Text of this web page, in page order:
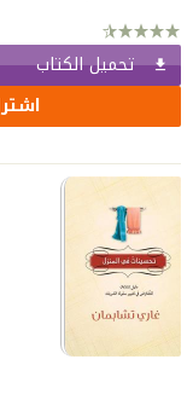
تحميل الكتاب